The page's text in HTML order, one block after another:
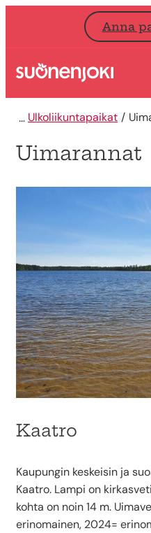
Siirry sisältöön
Anna
Etusivu
Ulkoliikuntapaikat
Uimarannat
Kaatro
Kaupungin keskeisin ja
Kaatro. Lampi on
kohta on noin 14 m.
erinomainen, 2024=